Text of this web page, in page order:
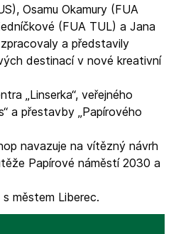
Osamu Okamury (FUA
(FUA TUL) a Jana
a představily
destinací v nové kreativní
„Linserka“, veřejného
a přestavby „Papírového
navazuje na vítězný návrh
Papírové náměstí 2030 a
městem Liberec.